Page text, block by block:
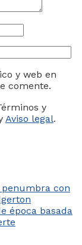
y web en
comente.
y
Aviso legal.